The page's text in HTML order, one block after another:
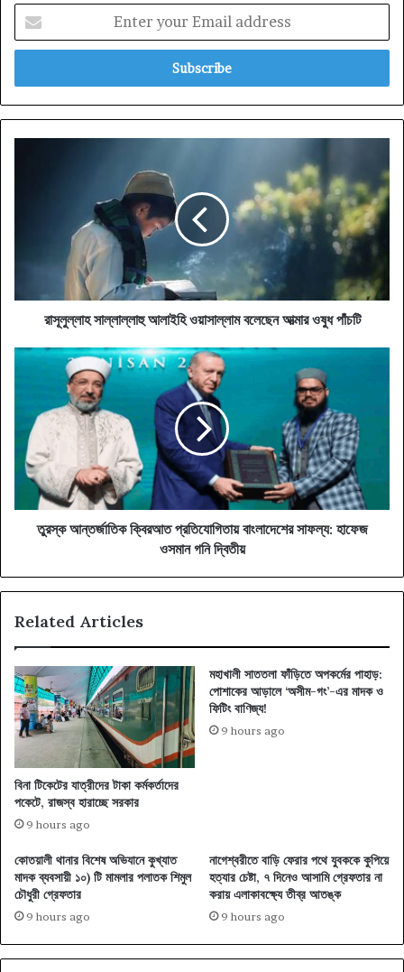
your
Email
রাসূলুল্লাহ সাল্লাল্লাহু আলাইহি ওয়াসাল্লাম বলেছেন আত্মার ওষুধ পাঁচটি
তুরস্ক
প্রতিযোগিতায়
বাংলাদেশের
সাফল্য:
হাফেজ
ওসমান
গনি
দ্বিতীয়তুরস্ক আন্তর্জাতিক ক্বিরআত প্রতিযোগিতায় বাংলাদেশের সাফল্য: হাফেজ
ওসমান গনি দ্বিতীয়
Related Articles
বিনা টিকেটের যাত্রীদের টাকা কর্মকর্তাদের
পকেটে, রাজস্ব হারাচ্ছে সরকার
9 hours ago
মহাখালী সাততলা ফাঁড়িতে অপকর্মের পাহাড়:
পোশাকের আড়ালে ‘অসীম-গং’-এর মাদক ও
ফিটিং বাণিজ্য!
9 hours ago
কোতয়ালী থানার বিশেষ অভিযানে কুখ্যাত
মাদক ব্যবসায়ী ১০) টি মামলার পলাতক শিমুল
চৌধুরী গ্রেফতার
9 hours ago
নাগেশ্বরীতে বাড়ি ফেরার পথে যুবককে কুপিয়ে
হত্যার চেষ্টা, ৭ দিনেও আসামি গ্রেফতার না
করায় এলাকাবক্ষ্যে তীব্র আতঙ্ক
9 hours ago